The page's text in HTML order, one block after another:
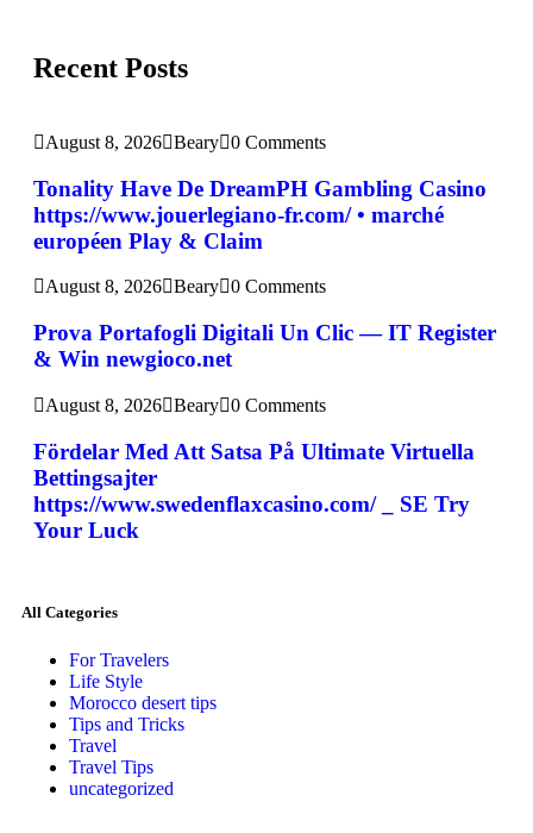
Recent Posts
August 8, 2026 Beary 0 Comments
Tonality Have De DreamPH Gambling Casino
https://www.jouerlegiano-fr.com/ • marché
européen Play & Claim
August 8, 2026 Beary 0 Comments
Prova Portafogli Digitali Un Clic — IT Register
& Win newgioco.net
August 8, 2026 Beary 0 Comments
Fördelar Med Att Satsa På Ultimate Virtuella
Bettingsajter
https://www.swedenflaxcasino.com/ _ SE Try
Your Luck
All Categories
For Travelers
Life Style
Morocco desert tips
Tips and Tricks
Travel
Travel Tips
uncategorized